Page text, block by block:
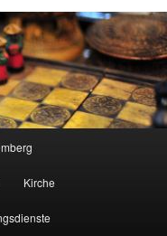
Kirche